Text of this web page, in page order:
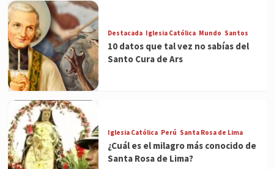
Destacada Iglesia Católica Mundo Santos
10 datos que tal vez no sabías del
Santo Cura de Ars
Iglesia Católica Perú Santa Rosa de Lima
¿Cuál es el milagro más conocido de
Santa Rosa de Lima?